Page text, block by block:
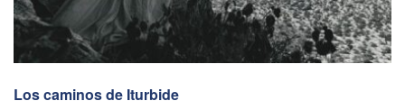
Los caminos de Iturbide